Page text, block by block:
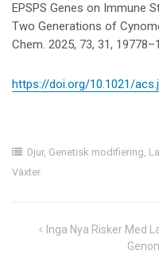
EPSPS Genes on Immune
Two Generations of
Chem. 2025, 73, 31,
https://doi.org/10.1021/
Djur, Genetisk modifiering,
Växter
Inläggsnavigering
Inga Nya Risker Med